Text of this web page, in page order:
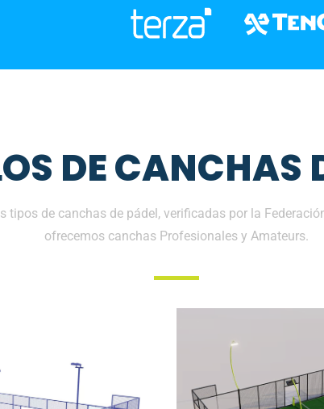
DE CANCHAS
tipos de canchas de pádel, verificadas por la
ofrecemos canchas Profesionales y Amateurs.